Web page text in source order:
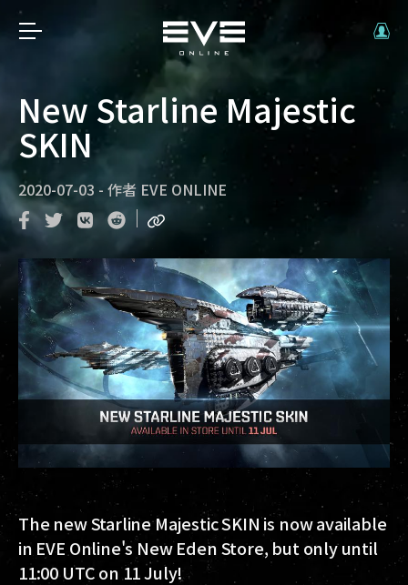
New Starline Majestic
SKIN
2020-07-03 - 作者 EVE ONLINE
The new Starline Majestic SKIN is now available
in EVE Online's New Eden Store, but only until
11:00 UTC on 11 July!